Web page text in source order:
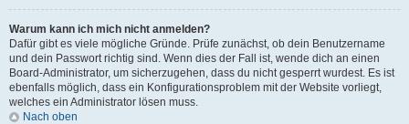
Warum kann ich mich nicht anmelden?
Dafür gibt es viele mögliche Gründe. Prüfe zunächst, ob dein Benutzername
und dein Passwort richtig sind. Wenn dies der Fall ist, wende dich an einen
Board-Administrator, um sicherzugehen, dass du nicht gesperrt wurdest. Es ist
ebenfalls möglich, dass ein Konfigurationsproblem mit der Website vorliegt,
welches ein Administrator lösen muss.
Nach oben